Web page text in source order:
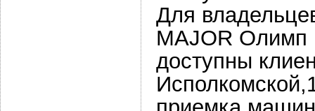
Для
MAJOR Олимп
доступны